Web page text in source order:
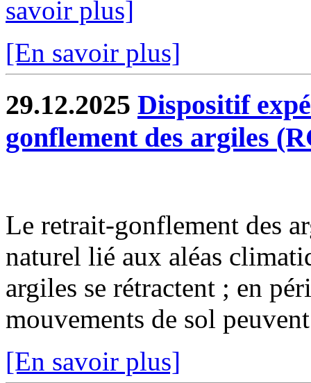
savoir plus]
[En savoir plus]
29.12.2025 Dispositif
gonflement des argiles
Le retrait-gonflement des
naturel lié aux aléas
argiles se rétractent ; en
mouvements de sol
[En savoir plus]